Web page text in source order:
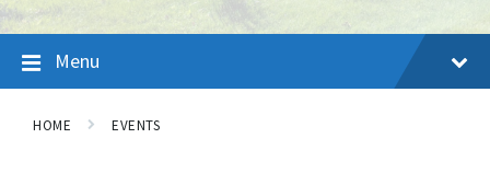
Menu
HOME EVENTS